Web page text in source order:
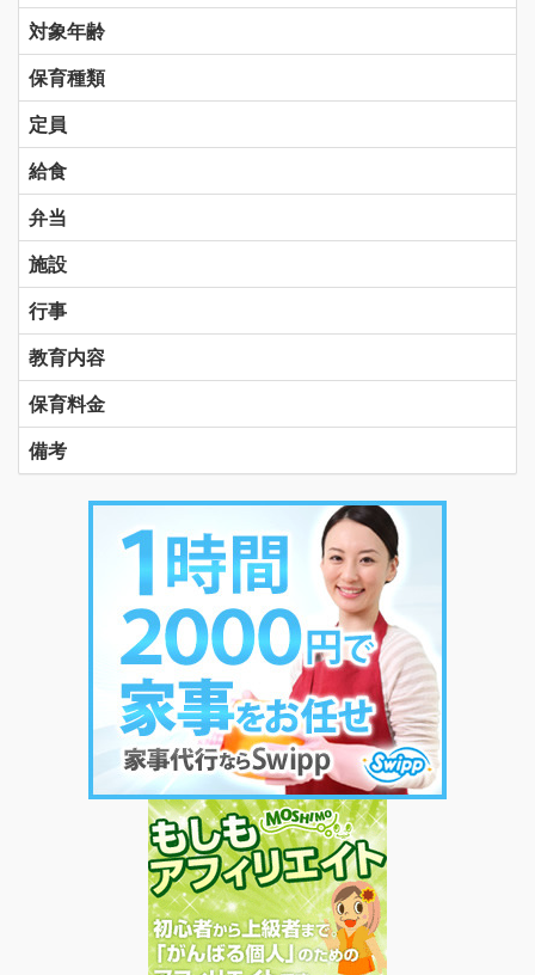
対象年齢
保育種類
定員
給食
弁当
施設
行事
教育内容
保育料金
備考